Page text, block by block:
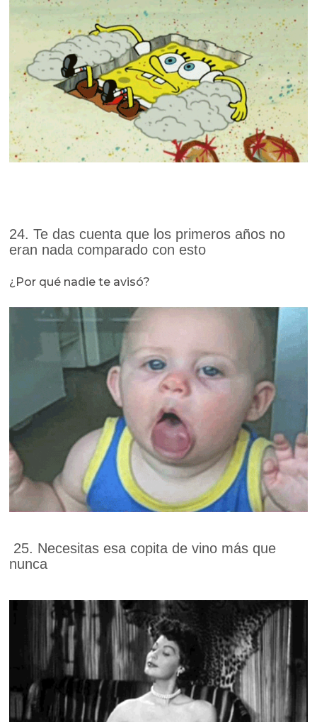
24. Te das cuenta que los primeros años no
eran nada comparado con esto
¿Por qué nadie te avisó?
25. Necesitas esa copita de vino más que
nunca